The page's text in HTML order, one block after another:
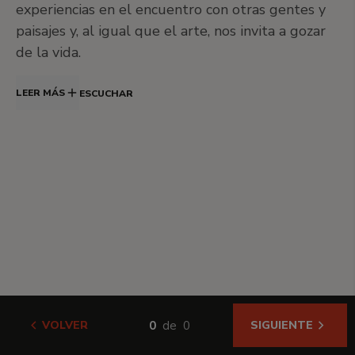
experiencias en el encuentro con otras gentes y
paisajes y, al igual que el arte, nos invita a gozar
de la vida.
LEER MÁS ESCUCHAR
VOLVER 0 de 0 SIGUIENTE